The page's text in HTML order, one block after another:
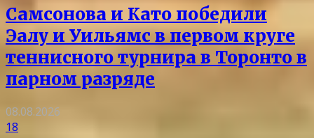
Самсонова и Като победили
Эалу и Уильямс в первом круге
теннисного турнира в Торонто в
парном разряде
08.08.2026
18